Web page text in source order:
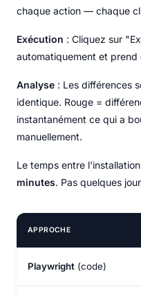
chaque action — chaque
Exécution : Cliquez sur
automatiquement et prend
Analyse : Les différences
identique. Rouge =
instantanément ce qui a
manuellement.
Le temps entre
minutes. Pas quelques
APPROCHE
Playwright (code)